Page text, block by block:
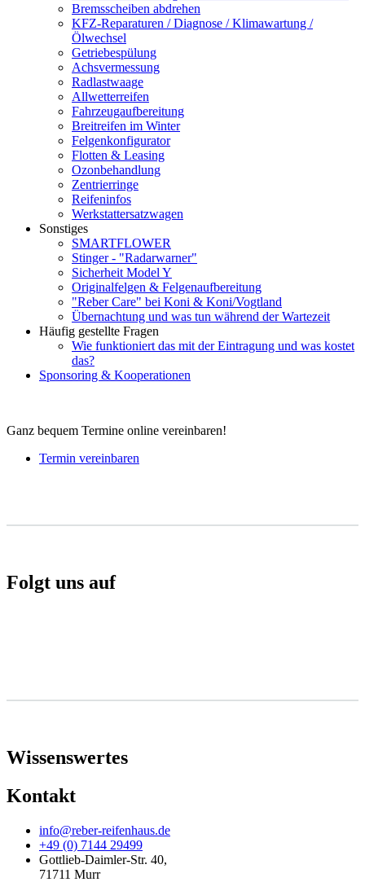
Bremsscheiben abdrehen
KFZ-Reparaturen / Diagnose / Klimawartung /
Ölwechsel
Getriebespülung
Achsvermessung
Radlastwaage
Allwetterreifen
Fahrzeugaufbereitung
Breitreifen im Winter
Felgenkonfigurator
Flotten & Leasing
Ozonbehandlung
Zentrierringe
Reifeninfos
Werkstattersatzwagen
Sonstiges
SMARTFLOWER
Stinger - "Radarwarner"
Sicherheit Model Y
Originalfelgen & Felgenaufbereitung
"Reber Care" bei Koni & Koni/Vogtland
Übernachtung und was tun während der Wartezeit
Häufig gestellte Fragen
Wie funktioniert das mit der Eintragung und was kostet
das?
Sponsoring & Kooperationen
Ganz bequem Termine online vereinbaren!
Termin vereinbaren
Folgt uns auf
Wissenswertes
Kontakt
info@reber-reifenhaus.de
+49 (0) 7144 29499
Gottlieb-Daimler-Str. 40,
71711 Murr